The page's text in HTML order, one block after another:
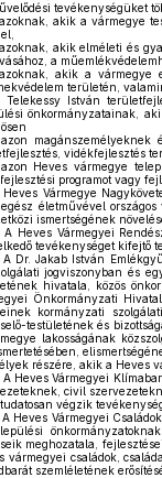
tevékenységüket
azoknak, akik a vármegye
azoknak, akik elméleti és
a
akik a vármegye
területén,
Telekessy István
önkormányzatainak,
azon magánszemélyeknek
vidékfejlesztés
azon Heves vármegye
programot vagy
Heves Vármegye
életművével
ismertségének
A Heves Vármegyei
tevékenységet kifejtő
A Dr. Jakab István
jogviszonyban és
hivatala, közös
Önkormányzati
kormányzati
testületének és
lakosságának
részére, akik a Heves
A Heves Vármegyei
civil
végzik
A Heves Vármegyei
meghozatala,
vármegyei családok,
szemléletének